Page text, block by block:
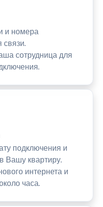
и номера
связи.
сотрудница для
подключения и
Вашу квартиру.
интернета и
часа.